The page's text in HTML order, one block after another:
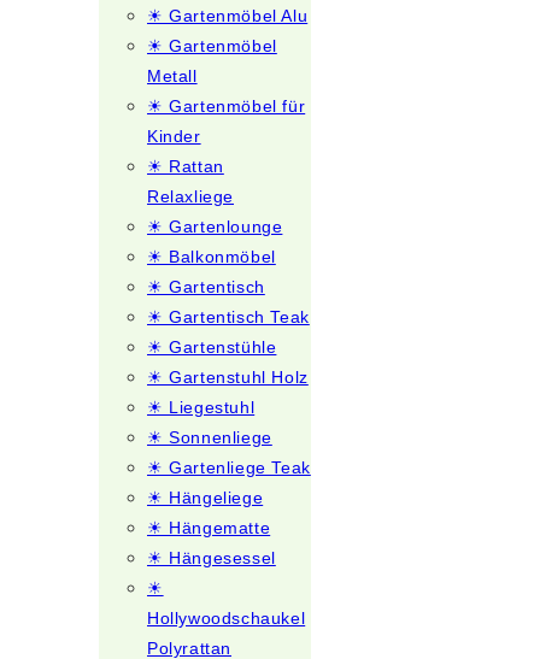
☀ Gartenmöbel Alu
☀ Gartenmöbel
Metall
☀ Gartenmöbel für
Kinder
☀ Rattan
Relaxliege
☀ Gartenlounge
☀ Balkonmöbel
☀ Gartentisch
☀ Gartentisch Teak
☀ Gartenstühle
☀ Gartenstuhl Holz
☀ Liegestuhl
☀ Sonnenliege
☀ Gartenliege Teak
☀ Hängeliege
☀ Hängematte
☀ Hängesessel
☀
Hollywoodschaukel
Polyrattan